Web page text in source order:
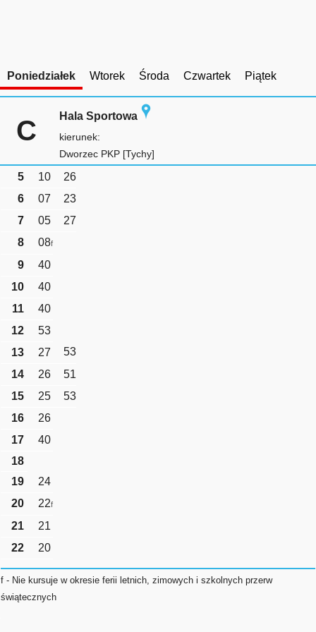
Poniedziałek Wtorek Środa Czwartek Piątek
C Hala Sportowa
kierunek:
Dworzec PKP [Tychy]
5 10
26
6
07
23
7
05
27
8
08f
9
40
10
40
11
40
12
53
13
27
53
14
26
51
15
25
53
16
26
17
40
18
19
24
20
22f
21
21
22
20
f - Nie kursuje w okresie ferii letnich, zimowych i szkolnych przerw
świątecznych